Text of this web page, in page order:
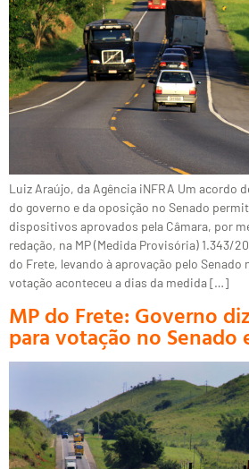
Luiz Araújo, da Agência iNFRA Um acordo
do governo e da oposição no Senado
dispositivos aprovados pela Câmara, por
redação, na MP (Medida Provisória) 1.343/
do Frete, levando à aprovação pelo Senado
votação aconteceu a dias da medida […]
MP do Frete: Governo
para votação no Senado